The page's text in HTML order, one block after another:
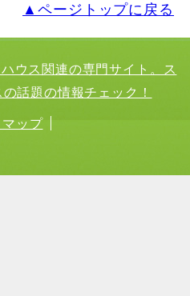
▲ページトップに戻る
ウス関連の専門サイト。ス
話題の情報チェック！
ップ